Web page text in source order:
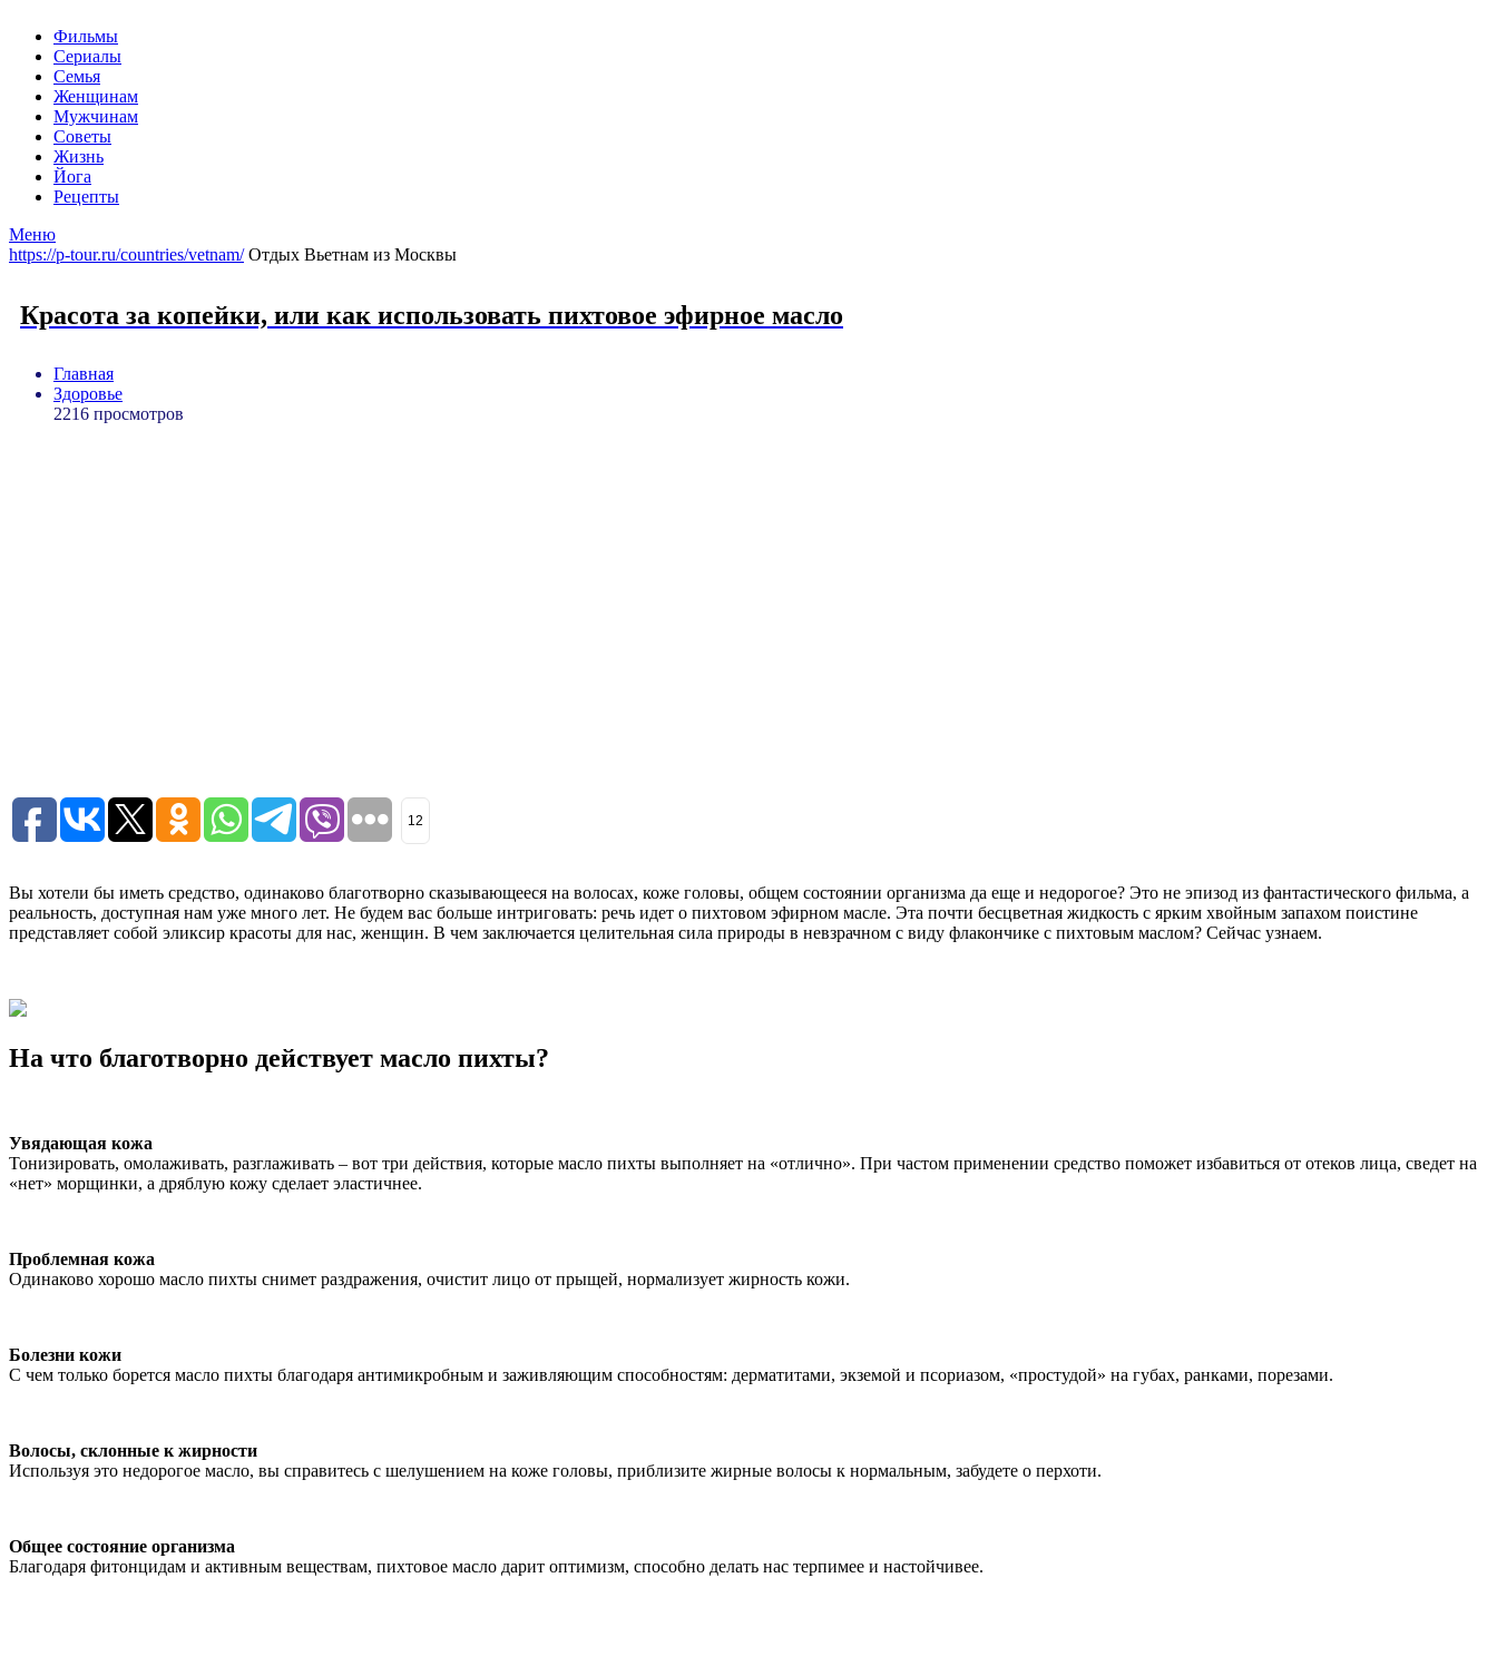
Фильмы
Сериалы
Семья
Женщинам
Мужчинам
Советы
Жизнь
Йога
Рецепты
Меню
https://p-tour.ru/countries/vetnam/Отдых Вьетнам из Москвы
Красота за копейки, или как использовать пихтовое эфирное масло
Главная
Здоровье
2216 просмотров
12
Вы хотели бы иметь средство, одинаково благотворно сказывающееся на волосах, коже головы, общем состоянии организма да еще и недорогое? Это не эпизод из фантастического фильма, а
реальность, доступная нам уже много лет. Не будем вас больше интриговать: речь идет о пихтовом эфирном масле. Эта почти бесцветная жидкость с ярким хвойным запахом поистине
представляет собой эликсир красоты для нас, женщин. В чем заключается целительная сила природы в невзрачном с виду флакончике с пихтовым маслом? Сейчас узнаем.
На что благотворно действует масло пихты?
Увядающая кожа
Тонизировать, омолаживать, разглаживать – вот три действия, которые масло пихты выполняет на «отлично». При частом применении средство поможет избавиться от отеков лица, сведет на
«нет» морщинки, а дряблую кожу сделает эластичнее.
Проблемная кожа
Одинаково хорошо масло пихты снимет раздражения, очистит лицо от прыщей, нормализует жирность кожи.
Болезни кожи
С чем только борется масло пихты благодаря антимикробным и заживляющим способностям: дерматитами, экземой и псориазом, «простудой» на губах, ранками, порезами.
Волосы, склонные к жирности
Используя это недорогое масло, вы справитесь с шелушением на коже головы, приблизите жирные волосы к нормальным, забудете о перхоти.
Общее состояние организма
Благодаря фитонцидам и активным веществам, пихтовое масло дарит оптимизм, способно делать нас терпимее и настойчивее.